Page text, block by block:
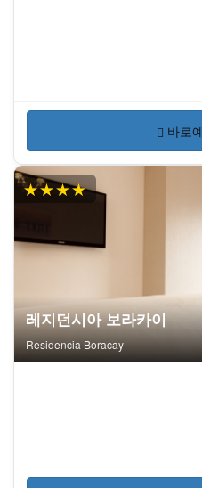
바로
★★★★
레지던시아 보라카이
Residencia Boracay